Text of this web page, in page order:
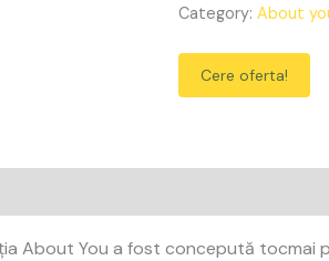
Category: About
Cere oferta!
About You a fost concepută tocmai